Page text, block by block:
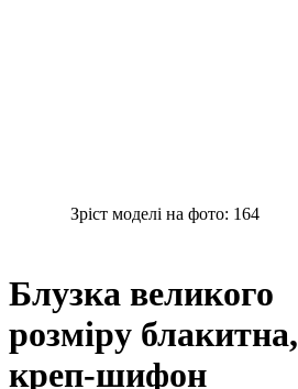
Зріст моделі на фото: 164
Блузка великого
розміру блакитна,
креп-шифон